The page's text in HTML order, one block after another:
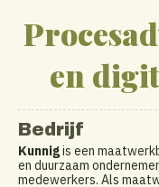
en
Bedrijf
Kunnigis een
en duurzaam
medewerkers. Als